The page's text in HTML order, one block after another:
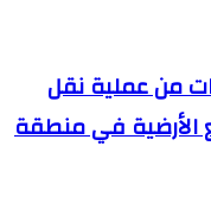
من عملية نقل
الأرضية في منطقة